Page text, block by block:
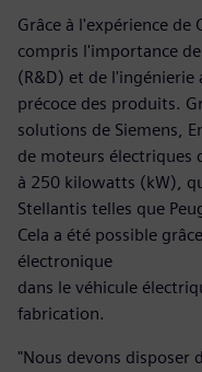
Grâce à l'expérience de
compris l'importance
(R&D) et de l'ingénierie
précoce des produits.
solutions de Siemens,
de moteurs électriques
à 250 kilowatts (kW),
Stellantis telles que
Cela a été possible
électronique
dans le véhicule
fabrication.
"Nous devons disposer